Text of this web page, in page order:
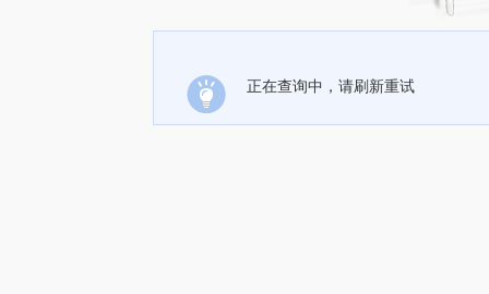
正在查询中，请刷新重试